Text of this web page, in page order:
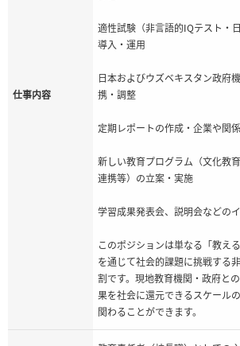
仕事内容
適性試験（非言語的IQテスト・
導入・運用
日本およびウズベキスタン政府
携・調整
定期レポートの作成・企業や関
新しい教育プログラム（文化教
連携等）の立案・実施
学習成果発表会、説明会などの
このポジションは単なる「教え
を通じて社会的課題に挑戦する
割です。現地教育機関・政府と
果を社会に還元できるスケール
関わることができます。